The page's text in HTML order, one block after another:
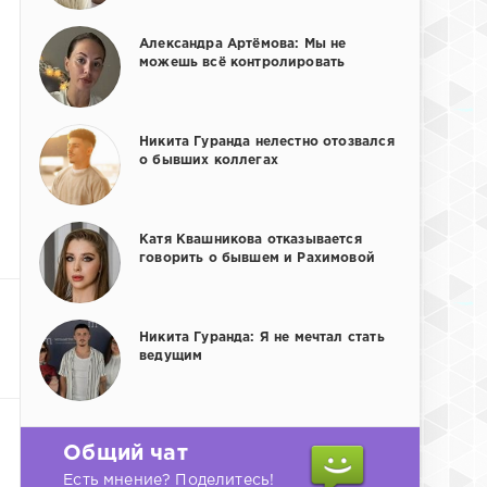
Александра Артёмова: Мы не
можешь всё контролировать
Никита Гуранда нелестно отозвался
о бывших коллегах
Катя Квашникова отказывается
говорить о бывшем и Рахимовой
Никита Гуранда: Я не мечтал стать
ведущим
Общий чат
Есть мнение? Поделитесь!